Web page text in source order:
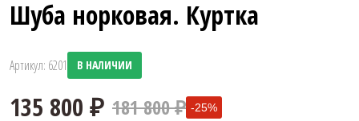
Шуба норковая. Куртка
Артикул: 6201 В НАЛИЧИИ
181 800 ₽ -25%